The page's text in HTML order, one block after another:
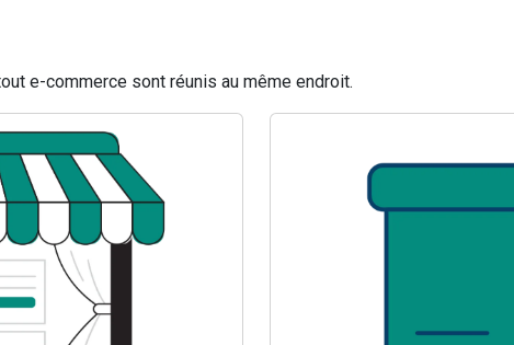
e-commerce sont réunis au même endroit.